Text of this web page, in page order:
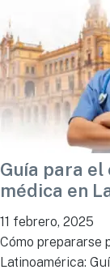
Guía para el
médica en
11 febrero, 2025
Cómo prepararse
Latinoamérica: